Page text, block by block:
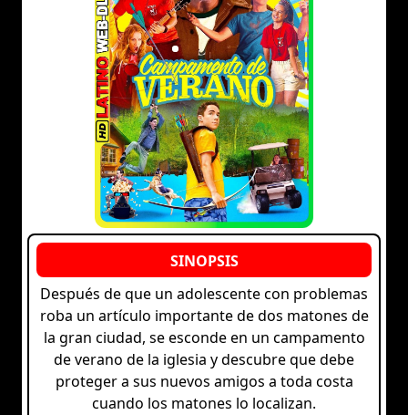
Después de que un adolescente con problemas
roba un artículo importante de dos matones de
la gran ciudad, se esconde en un campamento
de verano de la iglesia y descubre que debe
proteger a sus nuevos amigos a toda costa
cuando los matones lo localizan.